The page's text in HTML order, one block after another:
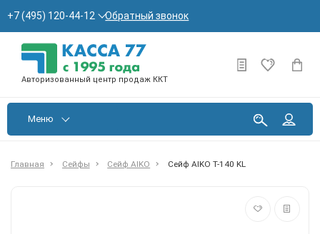
+7 (495) 120-44-12 Обратный звонок
Авторизованный центр продаж ККТ
Меню
Главная Сейфы Сейф AIKO Сейф AIKO T-140 KL